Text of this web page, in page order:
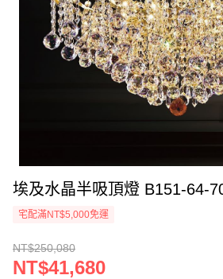
埃及水晶半吸頂燈 B151-64-
宅配滿NT$5,000免運
NT$250,080
NT$41,680